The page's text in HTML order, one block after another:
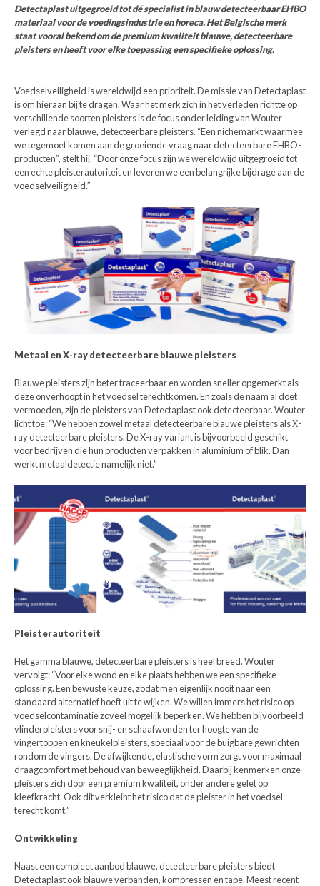
Detectaplast uitgegroeid tot dé specialist in blauw detecteerbaar EHBO
materiaal voor de voedingsindustrie en horeca. Het Belgische merk
staat vooral bekend om de premium kwaliteit blauwe, detecteerbare
pleisters en heeft voor elke toepassing een specifieke oplossing.
Voedselveiligheid is wereldwijd een prioriteit. De missie van Detectaplast
is om hieraan bij te dragen. Waar het merk zich in het verleden richtte op
verschillende soorten pleisters is de focus onder leiding van Wouter
verlegd naar blauwe, detecteerbare pleisters. “Een nichemarkt waarmee
we tegemoet komen aan de groeiende vraag naar detecteerbare EHBO-
producten”, stelt hij. “Door onze focus zijn we wereldwijd uitgegroeid tot
een echte pleisterautoriteit en leveren we een belangrijke bijdrage aan de
voedselveiligheid.”
Metaal en X-ray detecteerbare blauwe pleisters
Blauwe pleisters zijn beter traceerbaar en worden sneller opgemerkt als
deze onverhoopt in het voedsel terechtkomen. En zoals de naam al doet
vermoeden, zijn de pleisters van Detectaplast ook detecteerbaar. Wouter
licht toe: “We hebben zowel metaal detecteerbare blauwe pleisters als X-
ray detecteerbare pleisters. De X-ray variant is bijvoorbeeld geschikt
voor bedrijven die hun producten verpakken in aluminium of blik. Dan
werkt metaaldetectie namelijk niet.”
Pleisterautoriteit
Het gamma blauwe, detecteerbare pleisters is heel breed. Wouter
vervolgt: “Voor elke wond en elke plaats hebben we een specifieke
oplossing. Een bewuste keuze, zodat men eigenlijk nooit naar een
standaard alternatief hoeft uit te wijken. We willen immers het risico op
voedselcontaminatie zoveel mogelijk beperken. We hebben bijvoorbeeld
vlinderpleisters voor snij- en schaafwonden ter hoogte van de
vingertoppen en kneukelpleisters, speciaal voor de buigbare gewrichten
rondom de vingers. De afwijkende, elastische vorm zorgt voor maximaal
draagcomfort met behoud van beweeglijkheid. Daarbij kenmerken onze
pleisters zich door een premium kwaliteit, onder andere gelet op
kleefkracht. Ook dit verkleint het risico dat de pleister in het voedsel
terecht komt.”
Ontwikkeling
Naast een compleet aanbod blauwe, detecteerbare pleisters biedt
Detectaplast ook blauwe verbanden, kompressen en tape. Meest recent